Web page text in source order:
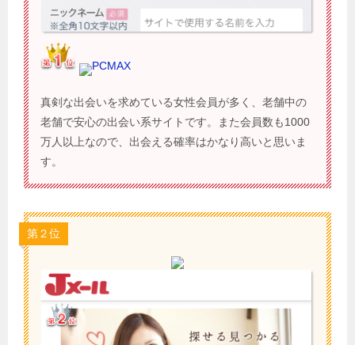
PCMAX
真剣な出会いを求めている女性会員が多く、老舗中の
老舗で安心の出会い系サイトです。また会員数も1000
万人以上なので、出会える確率はかなり高いと思いま
す。
第２位